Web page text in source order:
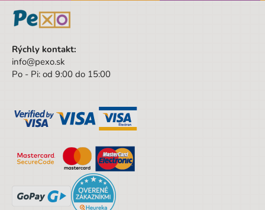
Šírka
Výška obalu
Vek od
Sada/Sety/Balíčky
Designová položka
Motív
Rýchly kontakt:
info@pexo.sk
Po - Pi: od 9:00 do 15:00